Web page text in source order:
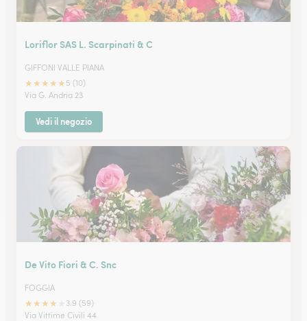
Loriflor SAS L. Scarpinati & C
GIFFONI VALLE PIANA
★★★★★ 5 (10)
Via G. Andria 23
Vedi il negozio
De Vito Fiori & C. Snc
FOGGIA
★★★★
3.9 (59)
Via Vittime Civili 44